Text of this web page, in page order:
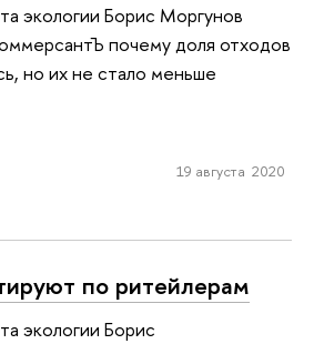
экологии Борис Моргунов
почему доля отходов
но их не стало меньше
19 августа 2020
по ритейлерам
экологии Борис